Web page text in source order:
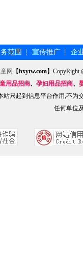
范围 ┆ 宣传推广 ┆ 企
网 【hxytw.com】CopyRight
用品招商、 孕妇用品招商、
站只起到信息平台作用,不为
任何单位